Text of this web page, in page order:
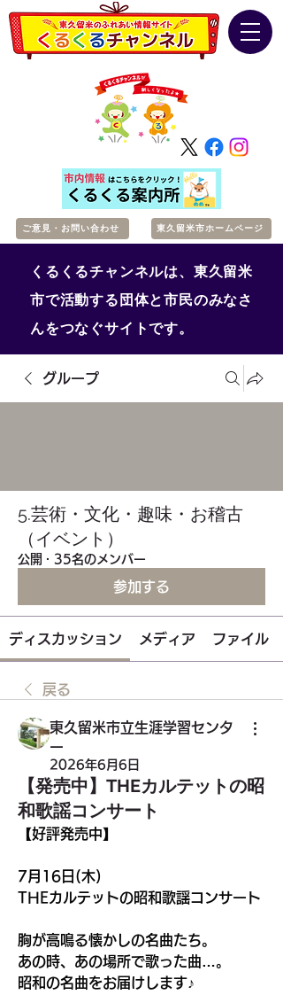
ご意見・お問い合わせ 東久留米市ホームページ
くるくるチャンネルは、東久留米
市で活動する団体と市民のみなさ
んをつなぐサイトです。
グループ
5.芸術・文化・趣味・お稽古
（イベント）
公開 · 35名のメンバー
参加する
ディスカッション メディア ファイル
戻る
東久留米市立生涯学習センタ
ー
2026年6月6日
【発売中】THEカルテットの昭
和歌謡コンサート
【好評発売中】
7月16日(木)
THEカルテットの昭和歌謡コンサート
胸が高鳴る懐かしの名曲たち。
あの時、あの場所で歌った曲…。
昭和の名曲をお届けします♪